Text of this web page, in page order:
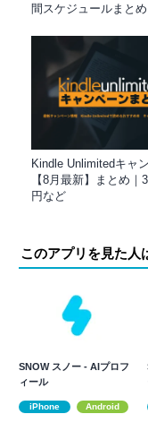
間スケジュールまとめ
Kindle Unlimitedキャ
【8月最新】まとめ｜
円など
このアプリを見た人
SNOW スノー - AIプロフ
ィール
iPhone Android